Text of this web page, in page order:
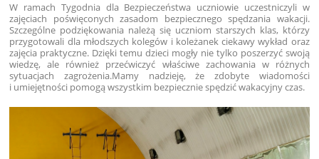
W ramach Tygodnia dla Bezpieczeństwa uczniowie uczestniczyli w
zajęciach poświęconych zasadom bezpiecznego spędzania wakacji.
Szczególne podziękowania należą się uczniom starszych klas, którzy
przygotowali dla młodszych kolegów i koleżanek ciekawy wykład oraz
zajęcia praktyczne. Dzięki temu dzieci mogły nie tylko poszerzyć swoją
wiedzę, ale również przećwiczyć właściwe zachowania w różnych
sytuacjach zagrożenia.Mamy nadzieję, że zdobyte wiadomości
i umiejętności pomogą wszystkim bezpiecznie spędzić wakacyjny czas.